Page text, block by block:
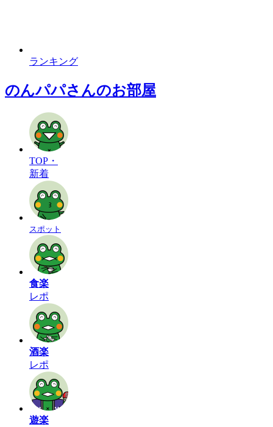
ランキング
のんパパさんのお部屋
TOP・
新着
スポット
食楽
レポ
酒楽
レポ
遊楽